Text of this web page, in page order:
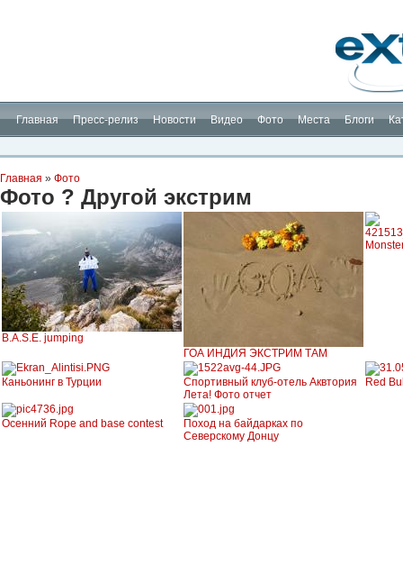
Главная Пресс-релиз Новости Видео Фото Места Блоги
Главная » Фото
Фото ? Другой экстрим
B.A.S.E. jumping
ГОА ИНДИЯ ЭКСТРИМ ТАМ
Каньонинг в Турции
Спортивный клуб-отель Аквтория
Лета! Фото отчет
Red
Осенний Rope and base contest
Поход на байдарках по
Северскому Донцу